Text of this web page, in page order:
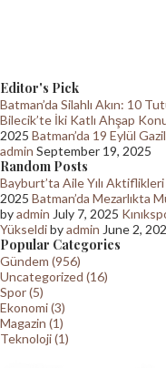
Editor's Pick
Batman’da Silahlı Akın: 10
Bilecik’te İki Katlı Ahşap
2025 Batman’da 19 Eylül
admin September 19, 2025
Random Posts
Bayburt’ta Aile Yılı
2025 Batman’da Mezarlıkta
byadmin July 7, 2025
Yükseldibyadmin June 2,
Popular Categories
Gündem (956)
Uncategorized (16)
Spor (5)
Ekonomi (3)
Magazin (1)
Teknoloji (1)